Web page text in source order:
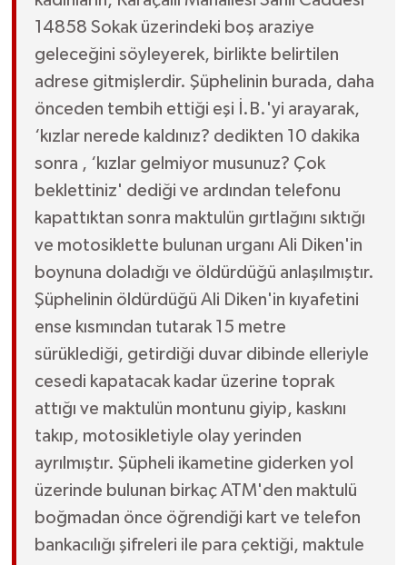
14858 Sokak üzerindeki boş araziye
geleceğini söyleyerek, birlikte belirtilen
adrese gitmişlerdir. Şüphelinin burada, daha
önceden tembih ettiği eşi İ.B.'yi arayarak,
‘kızlar nerede kaldınız? dedikten 10 dakika
sonra , ‘kızlar gelmiyor musunuz? Çok
beklettiniz' dediği ve ardından telefonu
kapattıktan sonra maktulün gırtlağını sıktığı
ve motosiklette bulunan urganı Ali Diken'in
boynuna doladığı ve öldürdüğü anlaşılmıştır.
Şüphelinin öldürdüğü Ali Diken'in kıyafetini
ense kısmından tutarak 15 metre
sürüklediği, getirdiği duvar dibinde elleriyle
cesedi kapatacak kadar üzerine toprak
attığı ve maktulün montunu giyip, kaskını
takıp, motosikletiyle olay yerinden
ayrılmıştır. Şüpheli ikametine giderken yol
üzerinde bulunan birkaç ATM'den maktulü
boğmadan önce öğrendiği kart ve telefon
bankacılığı şifreleri ile para çektiği, maktule